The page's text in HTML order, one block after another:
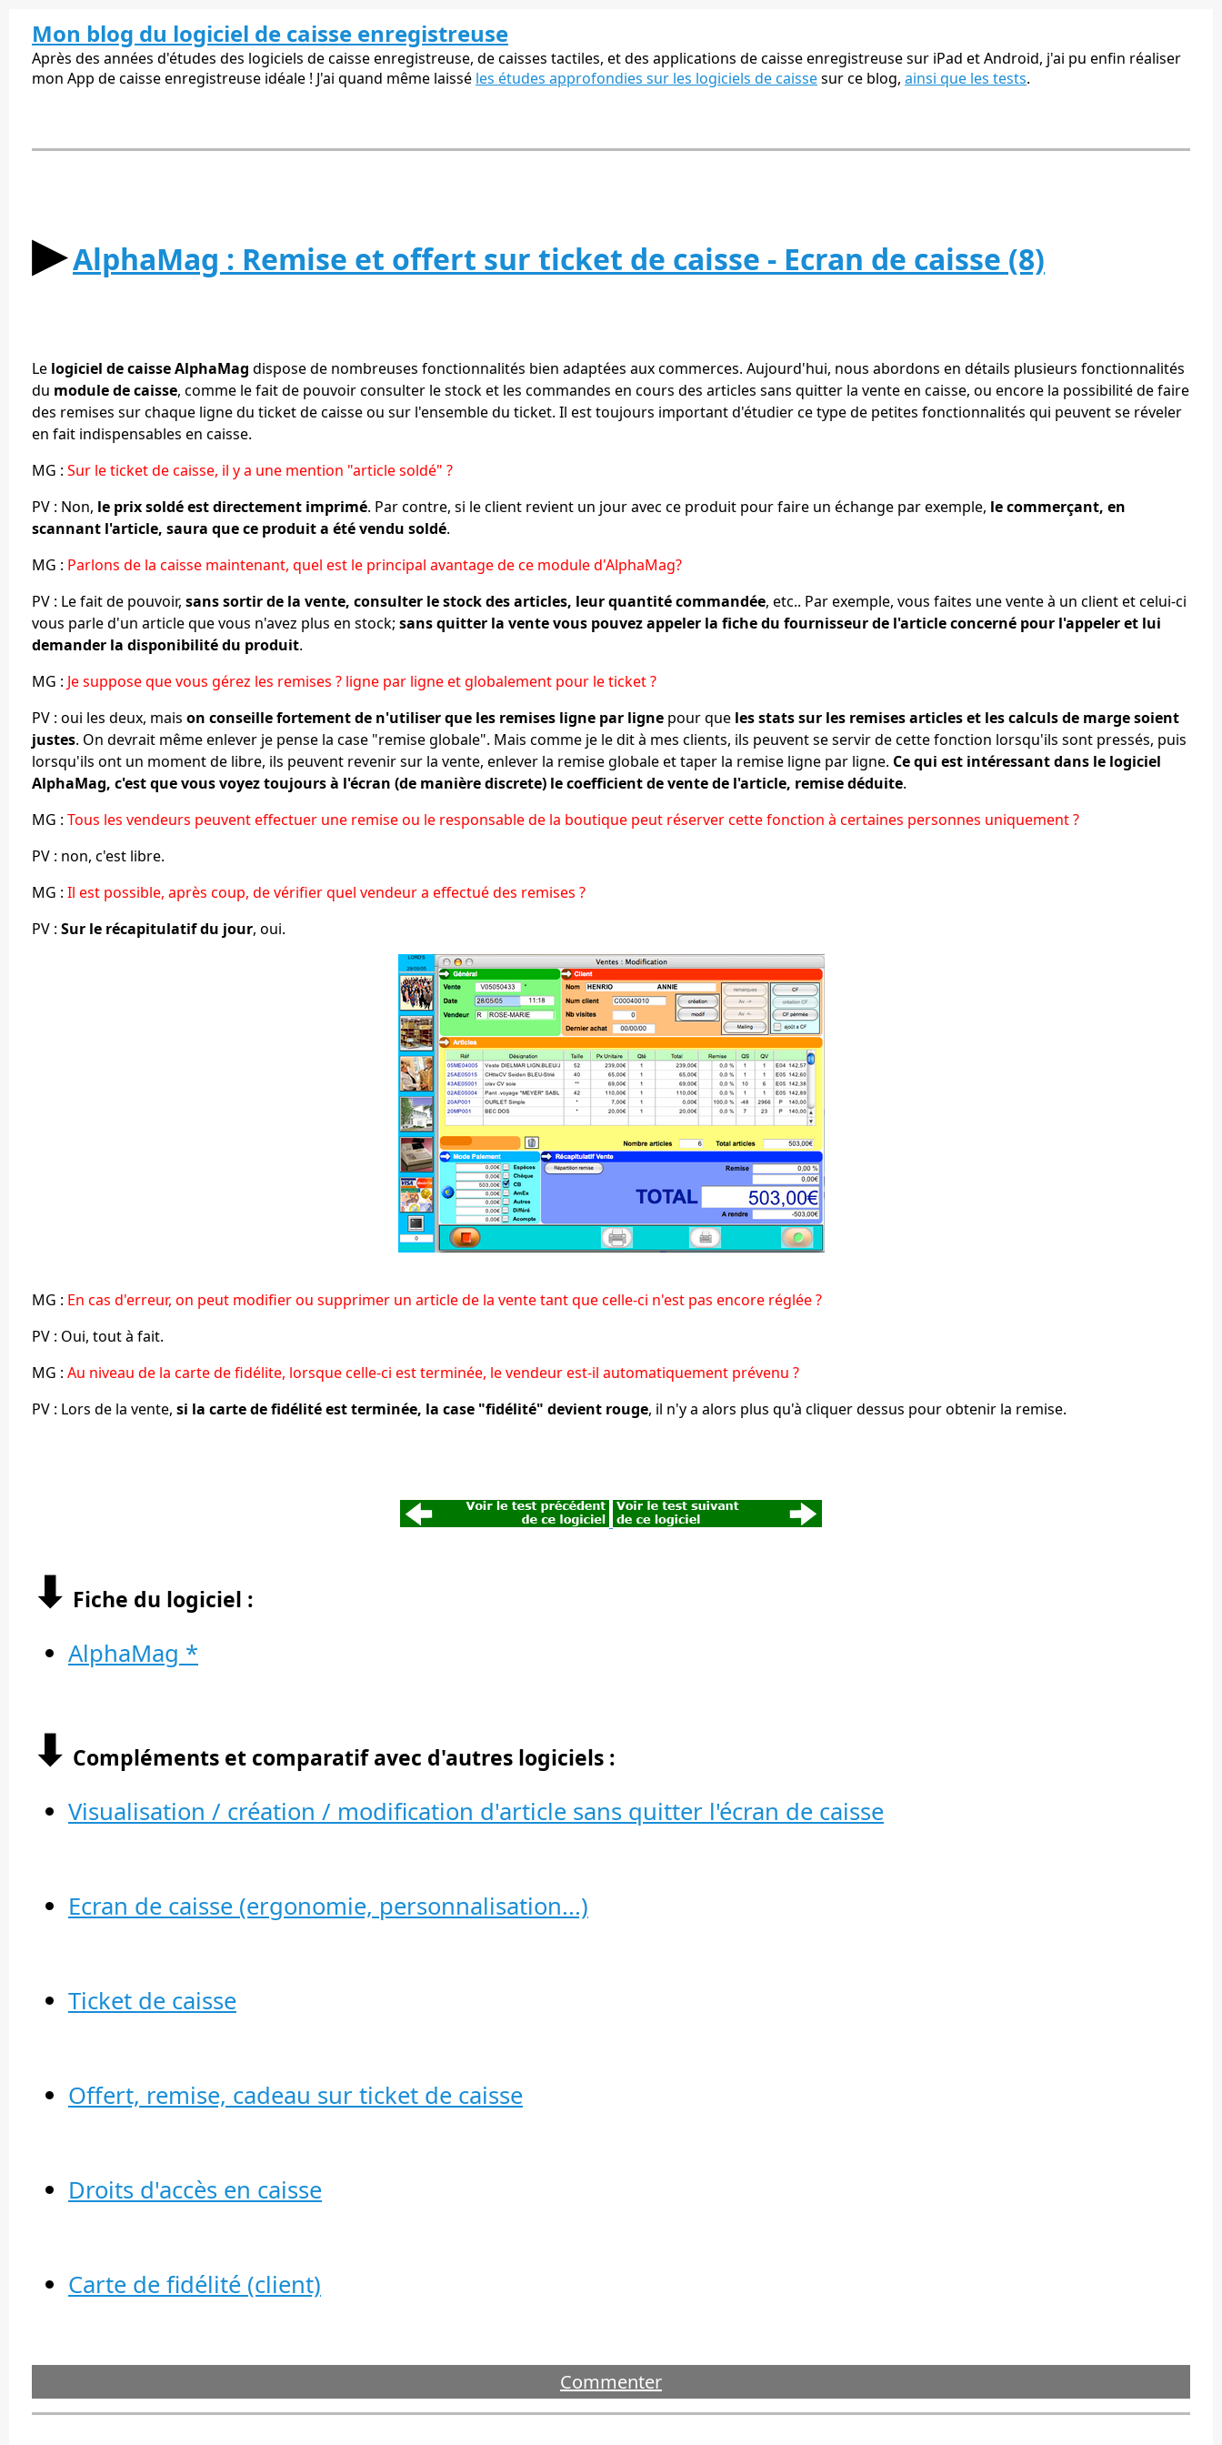
Mon blog du logiciel de caisse enregistreuse
Après des années d'études des logiciels de caisse enregistreuse, de caisses tactiles, et des applications de caisse enregistreuse sur iPad et Android, j'ai pu enfin réaliser
mon App de caisse enregistreuse idéale ! J'ai quand même laissé les études approfondies sur les logiciels de caissesur ce blog, ainsi que les tests.
▶︎AlphaMag : Remise et offert sur ticket de caisse - Ecran de caisse (8)
Le logiciel de caisse AlphaMag dispose de nombreuses fonctionnalités bien adaptées aux commerces. Aujourd'hui, nous abordons en détails plusieurs fonctionnalités
du module de caisse, comme le fait de pouvoir consulter le stock et les commandes en cours des articles sans quitter la vente en caisse, ou encore la possibilité de faire
des remises sur chaque ligne du ticket de caisse ou sur l'ensemble du ticket. Il est toujours important d'étudier ce type de petites fonctionnalités qui peuvent se réveler
en fait indispensables en caisse.
MG : Sur le ticket de caisse, il y a une mention "article soldé" ?
PV : Non, le prix soldé est directement imprimé. Par contre, si le client revient un jour avec ce produit pour faire un échange par exemple, le commerçant, en
scannant l'article, saura que ce produit a été vendu soldé.
MG : Parlons de la caisse maintenant, quel est le principal avantage de ce module d'AlphaMag?
PV : Le fait de pouvoir, sans sortir de la vente, consulter le stock des articles, leur quantité commandée, etc.. Par exemple, vous faites une vente à un client et celui-ci
vous parle d'un article que vous n'avez plus en stock; sans quitter la vente vous pouvez appeler la fiche du fournisseur de l'article concerné pour l'appeler et lui
demander la disponibilité du produit.
MG : Je suppose que vous gérez les remises ? ligne par ligne et globalement pour le ticket ?
PV : oui les deux, mais on conseille fortement de n'utiliser que les remises ligne par ligne pour que les stats sur les remises articles et les calculs de marge soient
justes. On devrait même enlever je pense la case "remise globale". Mais comme je le dit à mes clients, ils peuvent se servir de cette fonction lorsqu'ils sont pressés, puis
lorsqu'ils ont un moment de libre, ils peuvent revenir sur la vente, enlever la remise globale et taper la remise ligne par ligne. Ce qui est intéressant dans le logiciel
AlphaMag, c'est que vous voyez toujours à l'écran (de manière discrete) le coefficient de vente de l'article, remise déduite.
MG : Tous les vendeurs peuvent effectuer une remise ou le responsable de la boutique peut réserver cette fonction à certaines personnes uniquement ?
PV : non, c'est libre.
MG : Il est possible, après coup, de vérifier quel vendeur a effectué des remises ?
PV : Sur le récapitulatif du jour, oui.
MG : En cas d'erreur, on peut modifier ou supprimer un article de la vente tant que celle-ci n'est pas encore réglée ?
PV : Oui, tout à fait.
MG : Au niveau de la carte de fidélite, lorsque celle-ci est terminée, le vendeur est-il automatiquement prévenu ?
PV : Lors de la vente, si la carte de fidélité est terminée, la case "fidélité" devient rouge, il n'y a alors plus qu'à cliquer dessus pour obtenir la remise.
⬇︎ Fiche du logiciel :
AlphaMag *
⬇︎ Compléments et comparatif avec d'autres logiciels :
Visualisation / création / modification d'article sans quitter l'écran de caisse
Ecran de caisse (ergonomie, personnalisation...)
Ticket de caisse
Offert, remise, cadeau sur ticket de caisse
Droits d'accès en caisse
Carte de fidélité (client)
Commenter